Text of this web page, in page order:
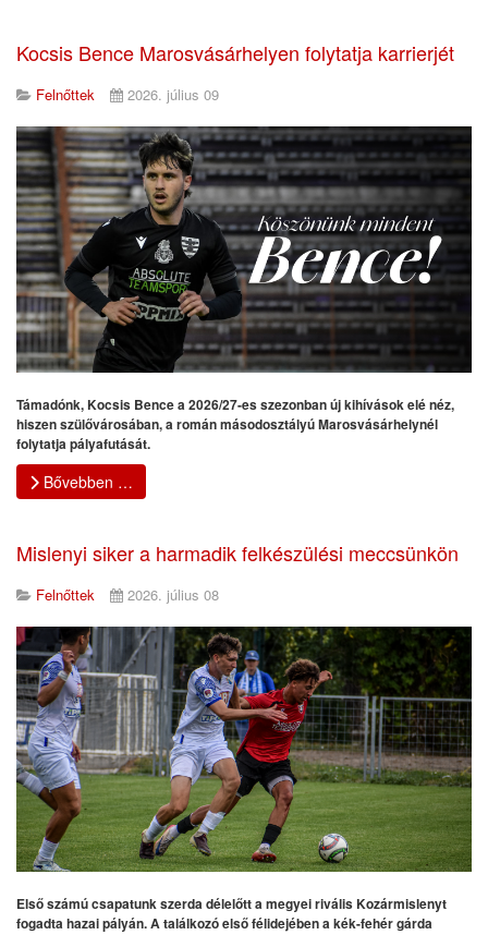
Kocsis Bence Marosvásárhelyen folytatja karrierjét
Felnőttek 2026. július 09
Támadónk, Kocsis Bence a 2026/27-es szezonban új kihívások elé néz,
hiszen szülővárosában, a román másodosztályú Marosvásárhelynél
folytatja pályafutását.
Bővebben …
Mislenyi siker a harmadik felkészülési meccsünkön
Felnőttek 2026. július 08
Első számú csapatunk szerda délelőtt a megyei rivális Kozármislenyt
fogadta hazai pályán. A találkozó első félidejében a kék-fehér gárda